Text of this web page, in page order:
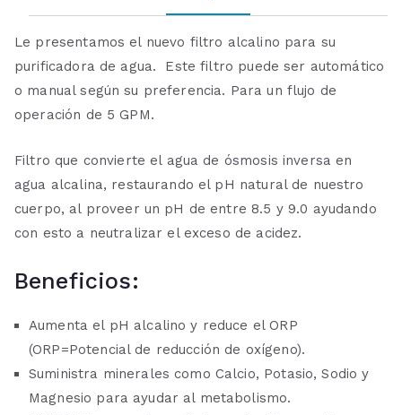
Le presentamos el nuevo filtro alcalino para su
purificadora de agua. Este filtro puede ser automático
o manual según su preferencia. Para un flujo de
operación de 5 GPM.
Filtro que convierte el agua de ósmosis inversa en
agua alcalina, restaurando el pH natural de nuestro
cuerpo, al proveer un pH de entre 8.5 y 9.0 ayudando
con esto a neutralizar el exceso de acidez.
Beneficios:
Aumenta el pH alcalino y reduce el ORP
(ORP=Potencial de reducción de oxígeno).
Suministra minerales como Calcio, Potasio, Sodio y
Magnesio para ayudar al metabolismo.